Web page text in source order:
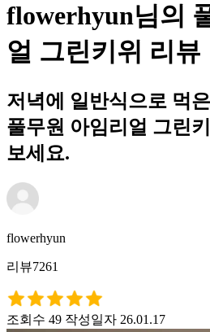
flowerhyun님의
얼 그린키위 리뷰
저녁에 일반식으로 먹
풀무원 아임리얼 그린
보세요.
flowerhyun
리뷰7261
조회수 49 작성일자 26.01.17